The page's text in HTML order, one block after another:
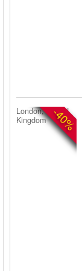
-40%
London, United
Kingdom